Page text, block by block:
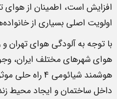
افزایش است، اطمینان از هوای
اولویت اصلی بسیاری از
با توجه به آلودگی هوای تهران و
هوای شهرهای مختلف ایران،
هوشمند شیائومی
داخل ساختمان و ایجاد محیط